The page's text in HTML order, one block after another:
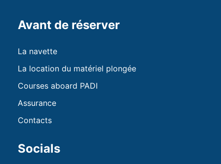
Avant de réserver
La navette
La location du matériel plongée
Courses aboard PADI
Assurance
Contacts
Socials